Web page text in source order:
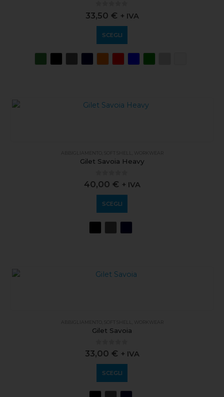
0out of 5
33,50 € + IVA
SCEGLI
ABBIGLIAMENTO WORKWEAR
Gilet Savoia Heavy
0out of 5
40,00 € + IVA
SCEGLI
ABBIGLIAMENTO WORKWEAR
Gilet Savoia
0out of 5
33,00 € + IVA
SCEGLI